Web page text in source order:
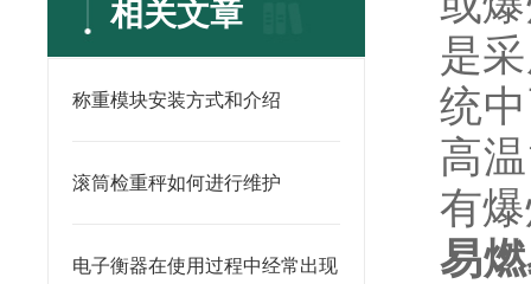
相关文章
称重模块安装方式和介绍
滚筒检重秤如何进行维护
电子衡器在使用过程中经常出现
是
统
高
有
易